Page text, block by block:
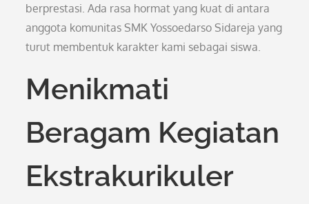
berprestasi. Ada rasa hormat yang kuat di antara
anggota komunitas SMK Yossoedarso Sidareja yang
turut membentuk karakter kami sebagai siswa.
Menikmati
Beragam Kegiatan
Ekstrakurikuler